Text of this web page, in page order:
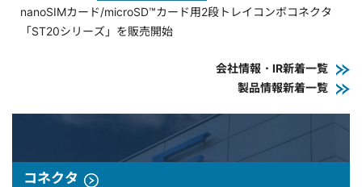
nanoSIMカード/microSD™カード用2段トレイコンボコネクタ
「ST20シリーズ」を販売開始
会社情報・IR新着一覧
製品情報新着一覧
コネクタ